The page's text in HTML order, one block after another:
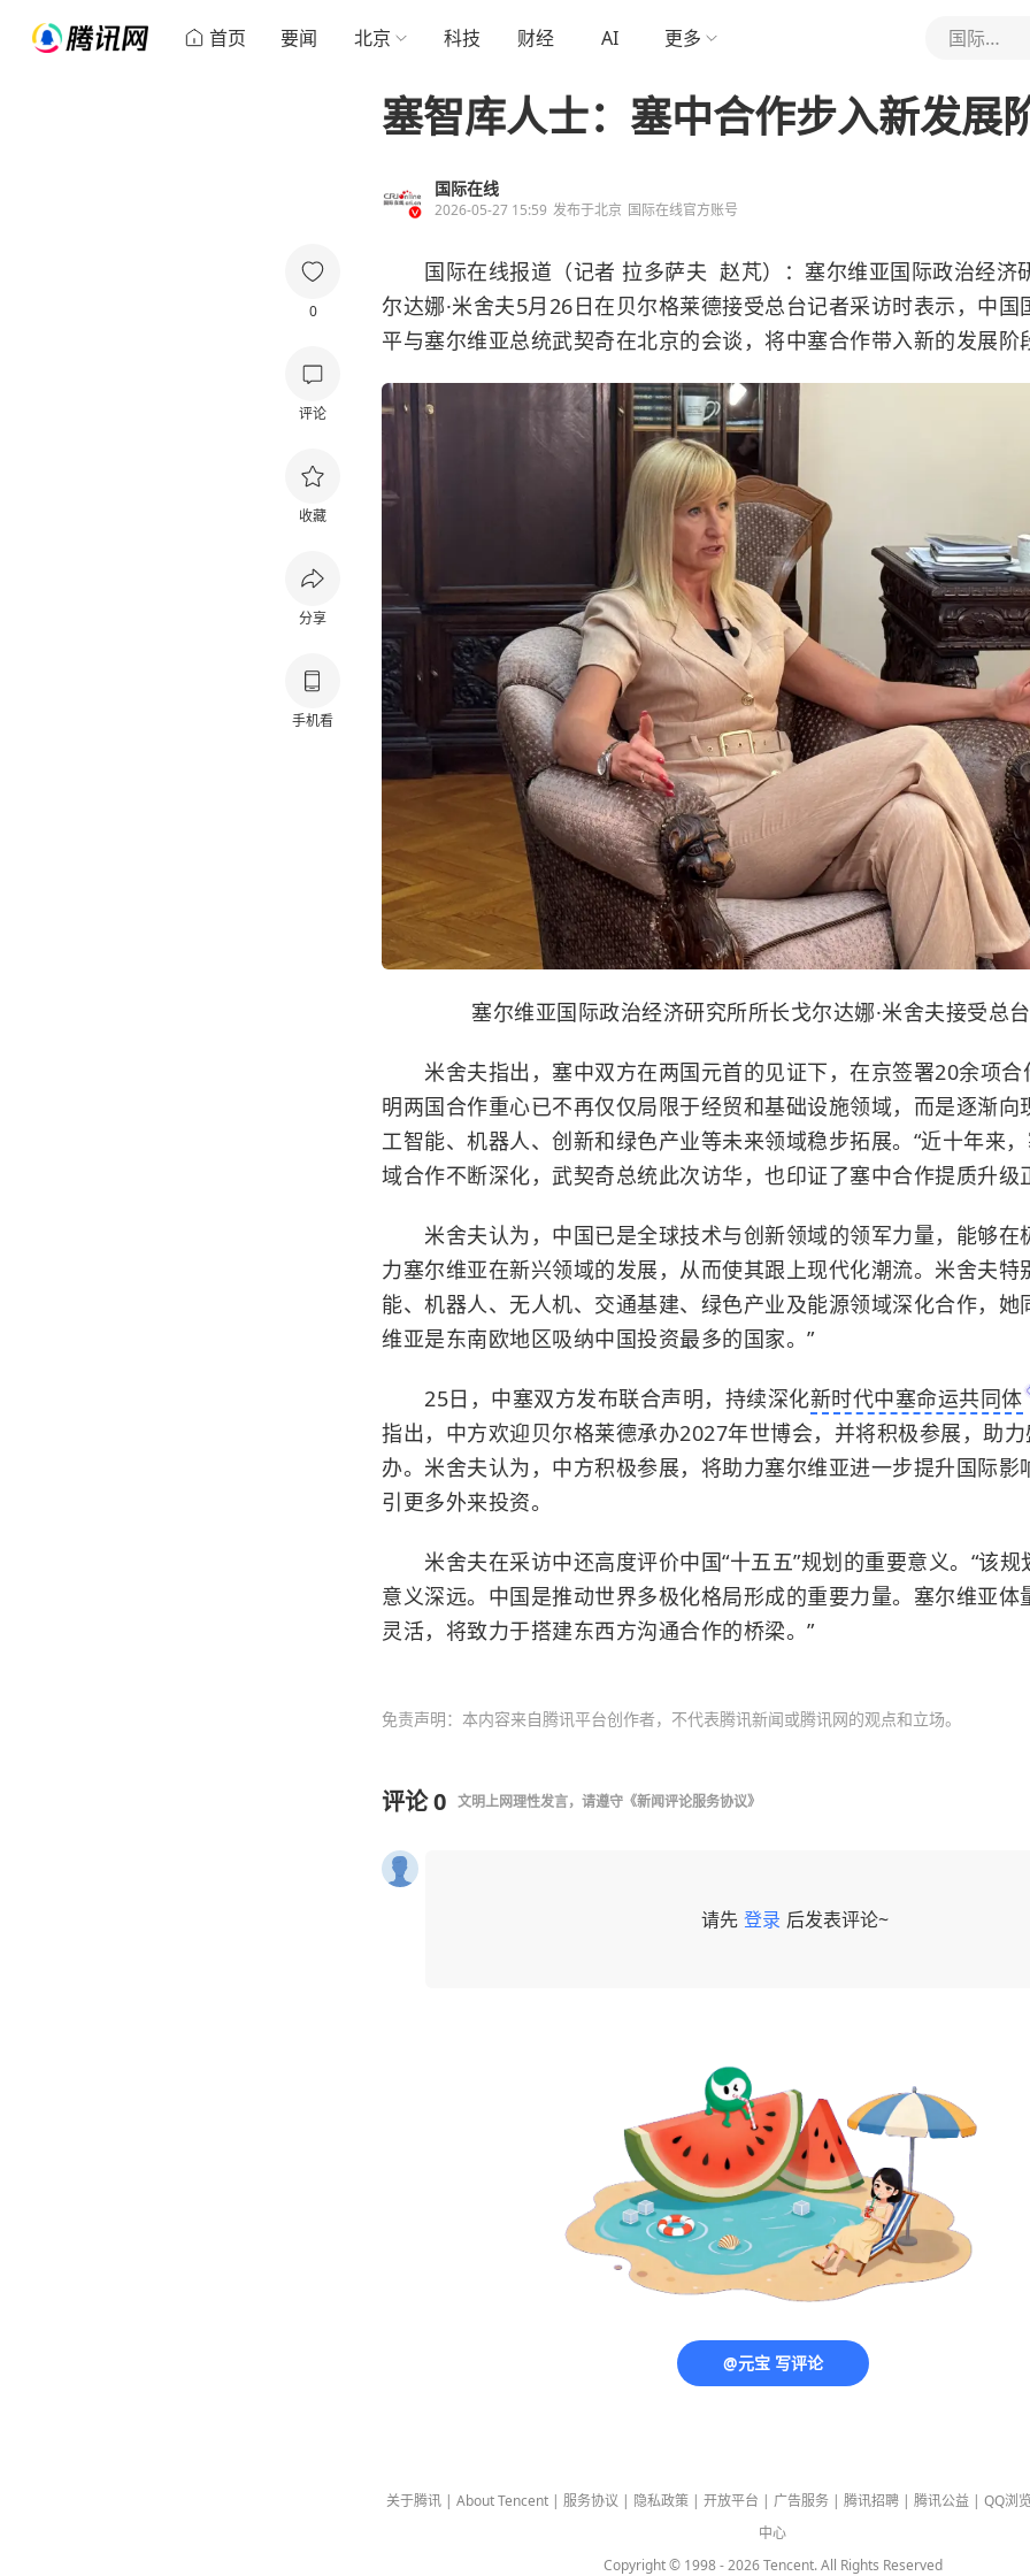
首页 要闻 北京 科技 财经 AI 更多 国际在线
0
评论
收藏
分享
手机看
塞智库人士：塞中合作步入新发展
国际在线
2026-05-27 15:59 发布于北京 国际在线官方账号
国际在线报道（记者 拉多萨夫 赵芃）：塞尔维亚国际政治经济
尔达娜·米舍夫5月26日在贝尔格莱德接受总台记者采访时表示，中国
平与塞尔维亚总统武契奇在北京的会谈，将中塞合作带入新的发展阶
塞尔维亚国际政治经济研究所所长戈尔达娜·米舍夫接受总
米舍夫指出，塞中双方在两国元首的见证下，在京签署20余项合
明两国合作重心已不再仅仅局限于经贸和基础设施领域，而是逐渐向
工智能、机器人、创新和绿色产业等未来领域稳步拓展。“近十年来
域合作不断深化，武契奇总统此次访华，也印证了塞中合作提质升级
米舍夫认为，中国已是全球技术与创新领域的领军力量，能够在
力塞尔维亚在新兴领域的发展，从而使其跟上现代化潮流。米舍夫特
能、机器人、无人机、交通基建、绿色产业及能源领域深化合作，她
维亚是东南欧地区吸纳中国投资最多的国家。”
25日，中塞双方发布联合声明，持续深化新时代中塞命运共同体
指出，中方欢迎贝尔格莱德承办2027年世博会，并将积极参展，助
办。米舍夫认为，中方积极参展，将助力塞尔维亚进一步提升国际影
引更多外来投资。
米舍夫在采访中还高度评价中国“十五五”规划的重要意义。“该规
意义深远。中国是推动世界多极化格局形成的重要力量。塞尔维亚体
灵活，将致力于搭建东西方沟通合作的桥梁。”
免责声明：本内容来自腾讯平台创作者，不代表腾讯新闻或腾讯网的观点和立场。
评论0 文明上网理性发言，请遵守 《新闻评论服务协议》
请先 登录 后发表评论~
@元宝 写评论
关于腾讯 | About Tencent | 服务协议 | 隐私政策 | 开放平台 | 广告服务 | 腾讯招聘 | 腾讯公益 | QQ浏
中心
Copyright © 1998 -2026Tencent. All Rights Reserved